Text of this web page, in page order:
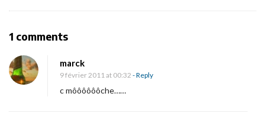
1 commentsO
P
m
marck
9 février 2011 at 00:32 - Reply
c môôôôôôche……